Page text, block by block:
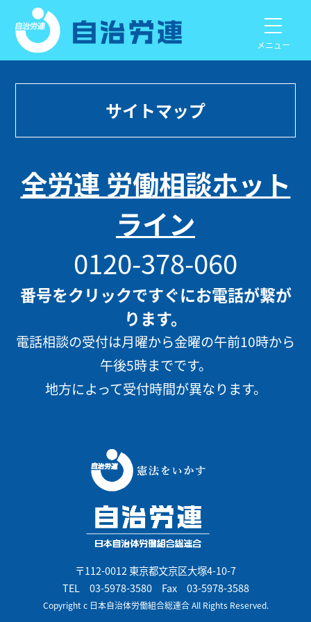
メニュー
サイトマップ
全労連 労働相談ホット
ライン
0120-378-060
番号をクリックですぐにお電話が繋が
ります。
電話相談の受付は月曜から金曜の午前10時から
午後5時までです。
地方によって受付時間が異なります。
〒112-0012 東京都文京区大塚4-10-7
TEL 03-5978-3580Fax 03-5978-3588
Copyright c 日本自治体労働組合総連合 All Rights Reserved.